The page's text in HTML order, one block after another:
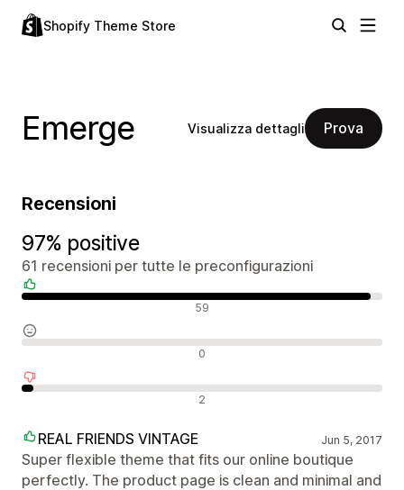
Shopify Theme Store
Emerge Visualizza dettagli Prova
Recensioni
97% positive
61 recensioni per tutte le preconfigurazioni
59
0
2
REAL FRIENDS VINTAGE Jun 5, 2017
Super flexible theme that fits our online boutique
perfectly. The product page is clean and minimal and